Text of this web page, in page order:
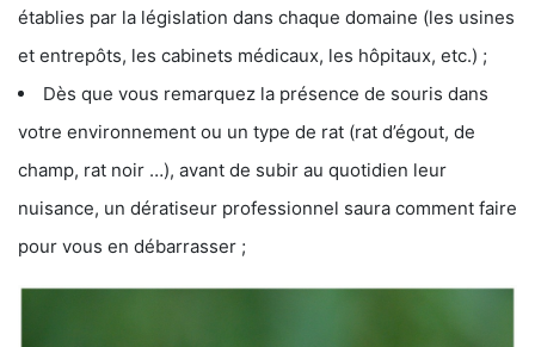
établies par la législation dans chaque domaine (les usines
et entrepôts, les cabinets médicaux, les hôpitaux, etc.) ;
Dès que vous remarquez la présence de souris dans
votre environnement ou un type de rat (rat d’égout, de
champ, rat noir …), avant de subir au quotidien leur
nuisance, un dératiseur professionnel saura comment faire
pour vous en débarrasser ;